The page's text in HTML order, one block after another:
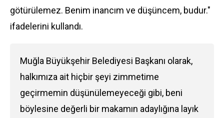
götürülemez. Benim inancım ve düşüncem, budur."
ifadelerini kullandı.
Muğla Büyükşehir Belediyesi Başkanı olarak,
halkımıza ait hiçbir şeyi zimmetime
geçirmemin düşünülemeyeceği gibi, beni
böylesine değerli bir makamın adaylığına layık